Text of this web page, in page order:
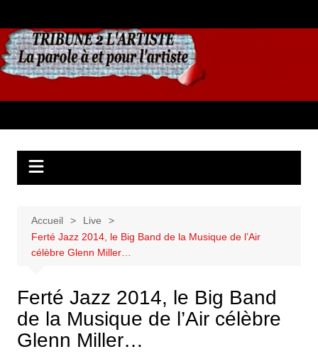
au
contenu
Accueil
Live
Ferté Jazz 2014, le Big Band de la Musique de l’Air
célèbre Glenn Miller…
Ferté Jazz 2014, le Big Band
de la Musique de l’Air célèbre
Glenn Miller…